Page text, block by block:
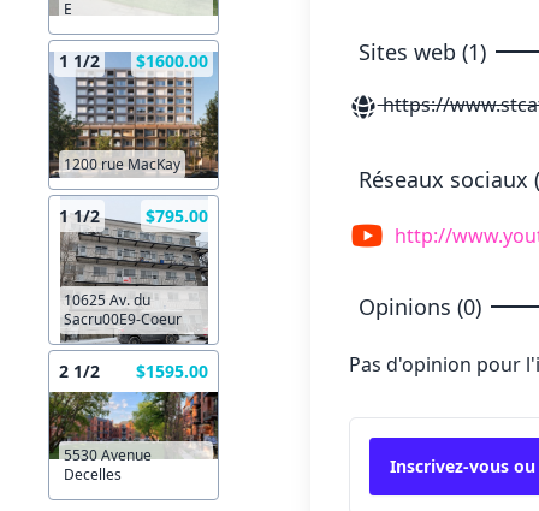
E
1 1/2 $1600.00
1200 rue MacKay
1 1/2 $795.00
10625 Av. du
Sacru00E9-Coeur
2 1/2 $1595.00
5530 Avenue
Decelles
Sites web (1)
https://
Réseaux sociaux
http://
Opinions (0)
Pas d'opinion pour
Inscrivez-vous